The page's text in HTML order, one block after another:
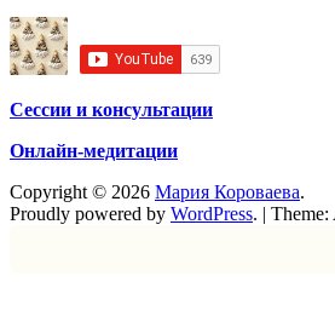
Сессии и консультации
Онлайн-медитации
Copyright © 2026 Мария Короваева.
Proudly powered by WordPress. | Theme: